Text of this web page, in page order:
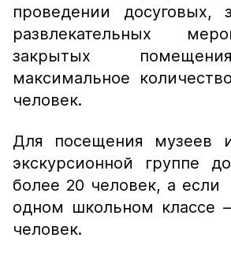
проведении досуговых,
развлекательных
закрытых
максимальное
человек.
Для посещения музеев
экскурсионной группе
более 20 человек, а
одном школьном классе
человек.